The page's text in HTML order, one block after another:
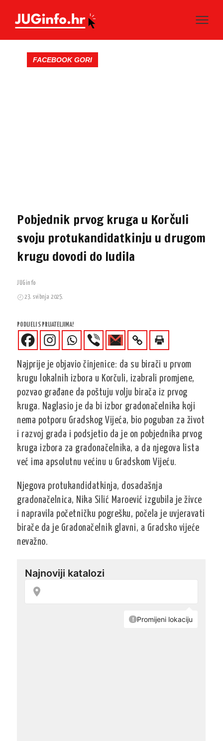
FACEBOOK GORI
Pobjednik prvog kruga u Korčuli
svoju protukandidatkinju u drugom
krugu dovodi do ludila
JUGinfo
23. svibnja 2025.
PODIJELI S PRIJATELJIMA!
Najprije je objavio činjenice: da su birači u prvom
krugu lokalnih izbora u Korčuli, izabrali promjene,
pozvao građane da poštuju volju birača iz prvog
kruga. Naglasio je da bi izbor gradonačelnika koji
nema potporu Gradskog Vijeća, bio poguban za život
i razvoj grada i podsjetio da je on pobjednika prvog
kruga izbora za gradonačelnika, a da njegova lista
već ima apsolutnu većinu u Gradskom Vijeću.
Njegova protukandidatkinja, dosadašnja
gradonačelnica, Nika Silić Maroević izgubila je živce
i napravila početničku pogrešku, počela je uvjeravati
birače da je Gradonačelnik glavni, a Gradsko vijeće
nevažno.